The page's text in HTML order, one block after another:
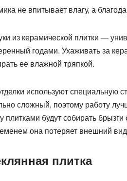
не впитывает влагу, а
из керамической плитки —
годами. Ухаживать за
ее влажной тряпкой.
используют специальную
сложный, поэтому работу
плитками будут собирать брызги
она потеряет внешний
плитка